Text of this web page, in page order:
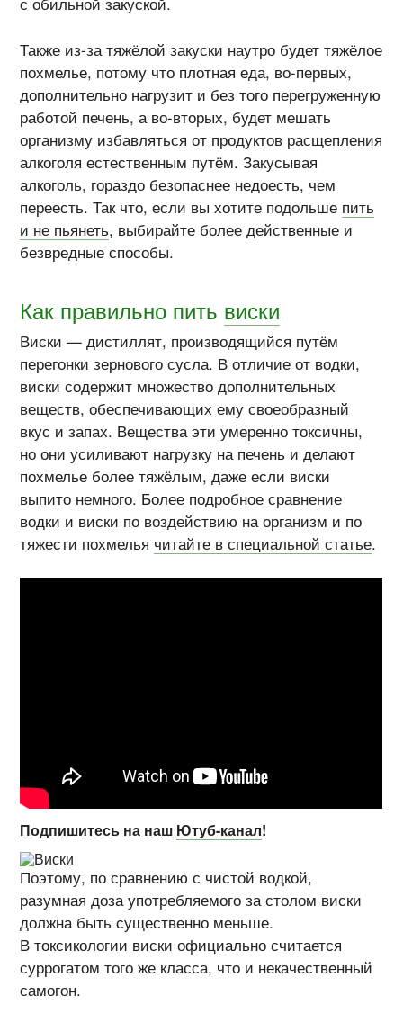
Также из-за тяжёлой закуски наутро будет тяжёлое
похмелье, потому что плотная еда, во-первых,
дополнительно нагрузит и без того перегруженную
работой печень, а во-вторых, будет мешать
организму избавляться от продуктов расщепления
алкоголя естественным путём. Закусывая
алкоголь, гораздо безопаснее недоесть, чем
переесть. Так что, если вы хотите подольше пить
и не пьянеть, выбирайте более действенные и
безвредные способы.
Как правильно пить виски
Виски — дистиллят, производящийся путём
перегонки зернового сусла. В отличие от водки,
виски содержит множество дополнительных
веществ, обеспечивающих ему своеобразный
вкус и запах. Вещества эти умеренно токсичны,
но они усиливают нагрузку на печень и делают
похмелье более тяжёлым, даже если виски
выпито немного. Более подробное сравнение
водки и виски по воздействию на организм и по
тяжести похмелья читайте в специальной статье.
Подпишитесь на наш Ютуб-канал!
Поэтому, по сравнению с чистой водкой,
разумная доза употребляемого за столом виски
должна быть существенно меньше.
В токсикологии виски официально считается
суррогатом того же класса, что и некачественный
самогон.